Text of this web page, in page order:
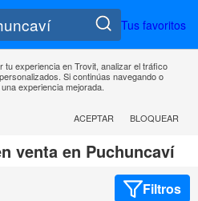
Tus favoritos
experiencia en Trovit, analizar el tráfico
Si continúas navegando o
experiencia mejorada.
ACEPTAR
BLOQUEAR
venta en Puchuncaví
Filtros